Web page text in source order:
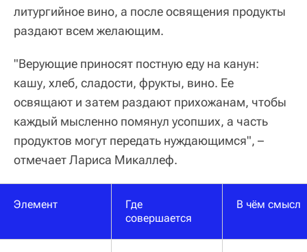
литургийное вино, а после освящения продукты
раздают всем желающим.
"Верующие приносят постную еду на канун:
кашу, хлеб, сладости, фрукты, вино. Ее
освящают и затем раздают прихожанам, чтобы
каждый мысленно помянул усопших, а часть
продуктов могут передать нуждающимся", –
отмечает Лариса Микаллеф.
Элемент
Где
совершается
В чём смысл